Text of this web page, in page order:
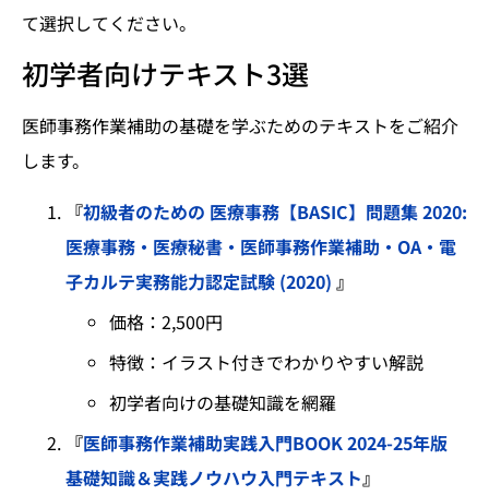
て選択してください。
初学者向けテキスト3選
医師事務作業補助の基礎を学ぶためのテキストをご紹介
します。
『初級者のための 医療事務【BASIC】問題集 2020:
医療事務・医療秘書・医師事務作業補助・OA・電
子カルテ実務能力認定試験 (2020) 』
価格：2,500円
特徴：イラスト付きでわかりやすい解説
初学者向けの基礎知識を網羅
『医師事務作業補助実践入門BOOK 2024-25年版
基礎知識＆実践ノウハウ入門テキスト』